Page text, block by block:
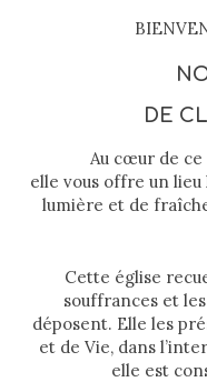
DE
Au cœur de
elle vous offre un
lumière et de
Cette église
souffrances et
déposent. Elle les
et de Vie, dans
elle est